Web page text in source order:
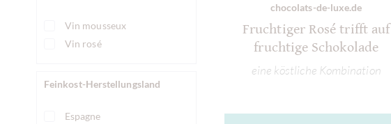
Vin mousseux
Vin rosé
Feinkost-Herstellungsland
Espagne
chocolats-de-luxe.de
Fruchtiger Rosé trifft auf
fruchtige Schokolade
eine köstliche Kombination